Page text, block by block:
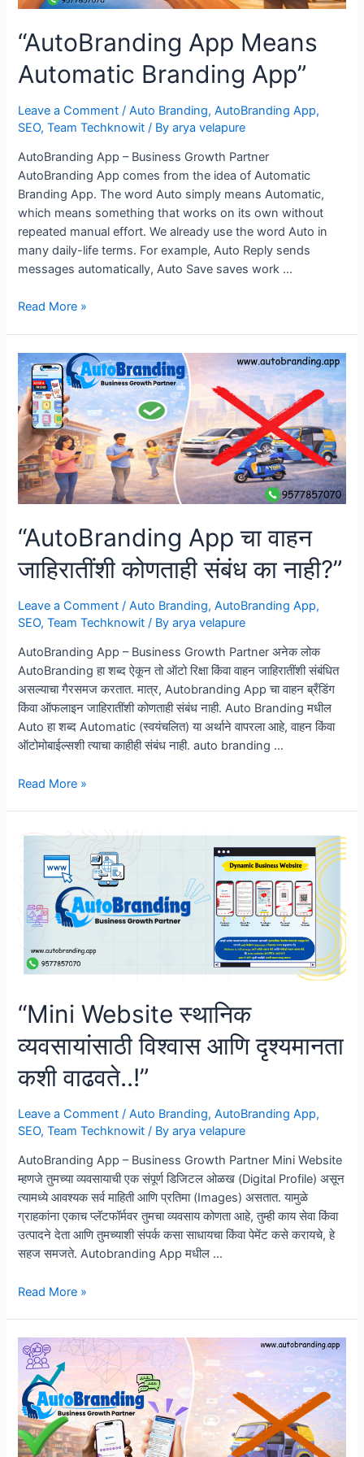
“AutoBranding App Means
Automatic Branding App”
Leave a Comment /Auto Branding,AutoBranding App,
SEO,Team Techknowit / Byarya velapure
AutoBranding App – Business Growth Partner
AutoBranding App comes from the idea of Automatic
Branding App. The word Auto simply means Automatic,
which means something that works on its own without
repeated manual effort. We already use the word Auto in
many daily-life terms. For example, Auto Reply sends
messages automatically, Auto Save saves work …
“AutoBranding
Automatic
Branding
App”
Read More »
“AutoBranding App चा वाहन
जाहिरातींशी कोणताही संबंध का नाही?”
Leave a Comment /Auto Branding,AutoBranding App,
SEO,Team Techknowit / Byarya velapure
AutoBranding App – Business Growth Partner अनेक लोक
AutoBranding हा शब्द ऐकून तो ऑटो रिक्षा किंवा वाहन जाहिरातींशी संबंधित
असल्याचा गैरसमज करतात. मात्र, Autobranding App चा वाहन ब्रँडिंग
किंवा ऑफलाइन जाहिरातींशी कोणताही संबंध नाही. Auto Branding मधील
Auto हा शब्द Automatic (स्वयंचलित) या अर्थाने वापरला आहे, वाहन किंवा
ऑटोमोबाईल्सशी त्याचा काहीही संबंध नाही. auto branding …
“AutoBranding
वाहन
जाहिरातींशी
कोणताही
का
Read More »
“Mini Website स्थानिक
व्यवसायांसाठी विश्वास आणि दृश्यमानता
कशी वाढवते..!”
Leave a Comment /Auto Branding,AutoBranding App,
SEO,Team Techknowit / Byarya velapure
AutoBranding App – Business Growth Partner Mini Website
म्हणजे तुमच्या व्यवसायाची एक संपूर्ण डिजिटल ओळख (Digital Profile) असून
त्यामध्ये आवश्यक सर्व माहिती आणि प्रतिमा (Images) असतात. यामुळे
ग्राहकांना एकाच प्लॅटफॉर्मवर तुमचा व्यवसाय कोणता आहे, तुम्ही काय सेवा किंवा
उत्पादने देता आणि तुमच्याशी संपर्क कसा साधायचा किंवा पेमेंट कसे करायचे, हे
सहज समजते. Autobranding App मधील …
“Mini
व्यवसायांसाठी
विश्वास
आणि
दृश्यमानता
कशी
वाढवते..!”
Read More »